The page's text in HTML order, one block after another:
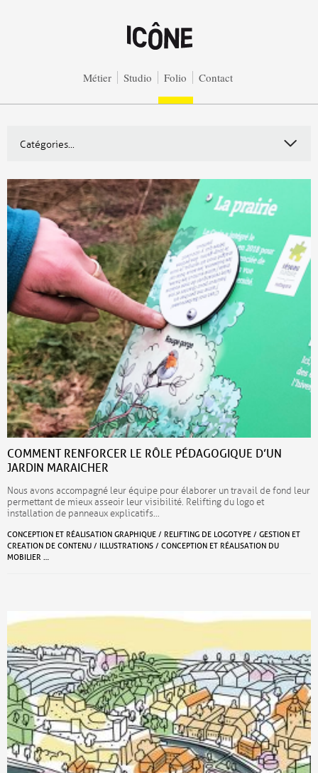
Métier Studio Folio Contact
COMMENT RENFORCER LE RÔLE PÉDAGOGIQUE D’UN
JARDIN MARAICHER
Nous avons accompagné leur équipe pour élaborer un travail de fond leur
permettant de mieux asseoir leur visibilité. Relifting du logo et
installation de panneaux explicatifs…
CONCEPTION ET RÉALISATION GRAPHIQUE / RELIFTING DE LOGOTYPE / GESTION ET
CREATION DE CONTENU / ILLUSTRATIONS / CONCEPTION ET RÉALISATION DU
MOBILIER …
Catégories...